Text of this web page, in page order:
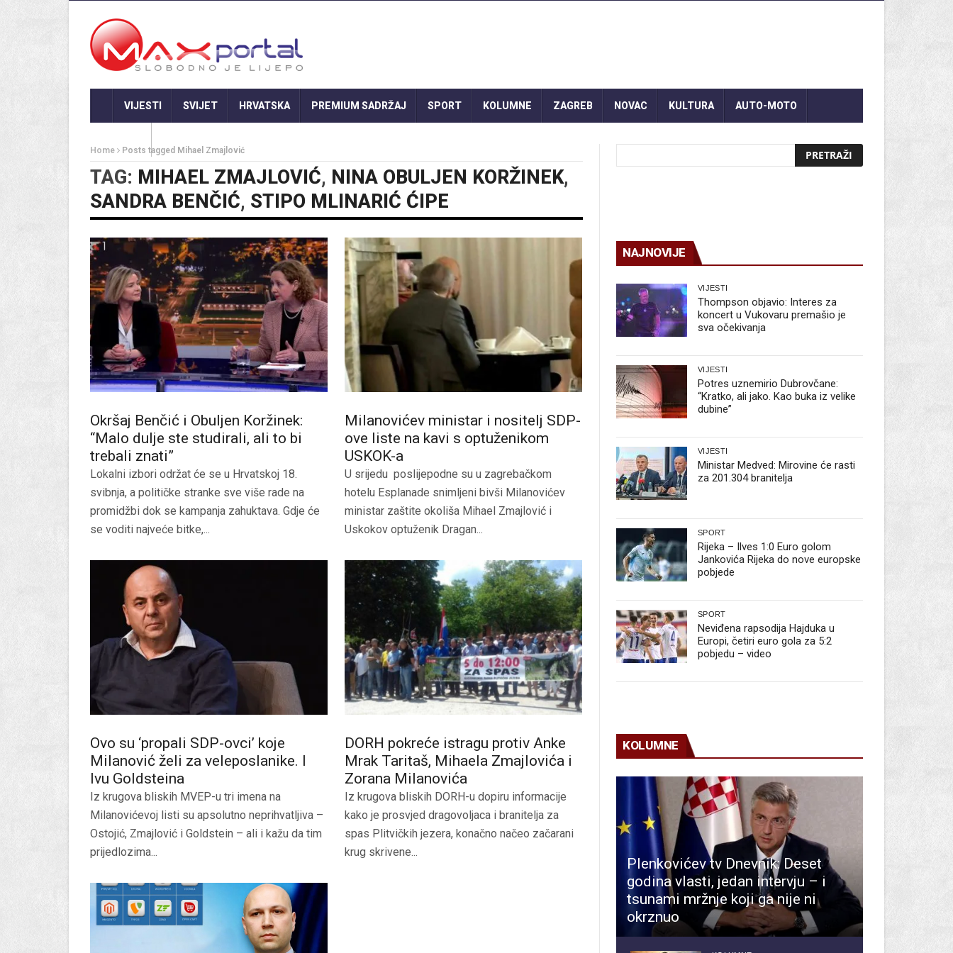
VIJESTI SVIJET HRVATSKA PREMIUM SADRŽAJ SPORT KOLUMNE ZAGREB NOVAC KULTURA AUTO-MOTO
Home Posts tagged Mihael Zmajlović
TAG: MIHAEL ZMAJLOVIĆ, NINA OBULJEN KORŽINEK,
SANDRA BENČIĆ, STIPO MLINARIĆ ĆIPE
Okršaj Benčić i Obuljen Koržinek:
“Malo dulje ste studirali, ali to bi
trebali znati”
Lokalni izbori održat će se u Hrvatskoj 18.
svibnja, a političke stranke sve više rade na
promidžbi dok se kampanja zahuktava. Gdje će
se voditi najveće bitke,...
Milanovićev ministar i nositelj SDP-
ove liste na kavi s optuženikom
USKOK-a
U srijedu poslijepodne su u zagrebačkom
hotelu Esplanade snimljeni bivši Milanovićev
ministar zaštite okoliša Mihael Zmajlović i
Uskokov optuženik Dragan...
Ovo su ‘propali SDP-ovci’ koje
Milanović želi za veleposlanike. I
Ivu Goldsteina
Iz krugova bliskih MVEP-u tri imena na
Milanovićevoj listi su apsolutno neprihvatljiva –
Ostojić, Zmajlović i Goldstein – ali i kažu da tim
prijedlozima...
DORH pokreće istragu protiv Anke
Mrak Taritaš, Mihaela Zmajlovića i
Zorana Milanovića
Iz krugova bliskih DORH-u dopiru informacije
kako je prosvjed dragovoljaca i branitelja za
spas Plitvičkih jezera, konačno načeo začarani
krug skrivene...
NAJNOVIJE
VIJESTI
Thompson objavio: Interes za
koncert u Vukovaru premašio je
sva očekivanja
VIJESTI
Potres uznemirio Dubrovčane:
“Kratko, ali jako. Kao buka iz velike
dubine”
VIJESTI
Ministar Medved: Mirovine će rasti
za 201.304 branitelja
SPORT
Rijeka – Ilves 1:0 Euro golom
Jankovića Rijeka do nove europske
pobjede
SPORT
Neviđena rapsodija Hajduka u
Europi, četiri euro gola za 5:2
pobjedu – video
KOLUMNE
Plenkovićev tv Dnevnik: Deset
godina vlasti, jedan intervju – i
tsunami mržnje koji ga nije ni
okrznuo